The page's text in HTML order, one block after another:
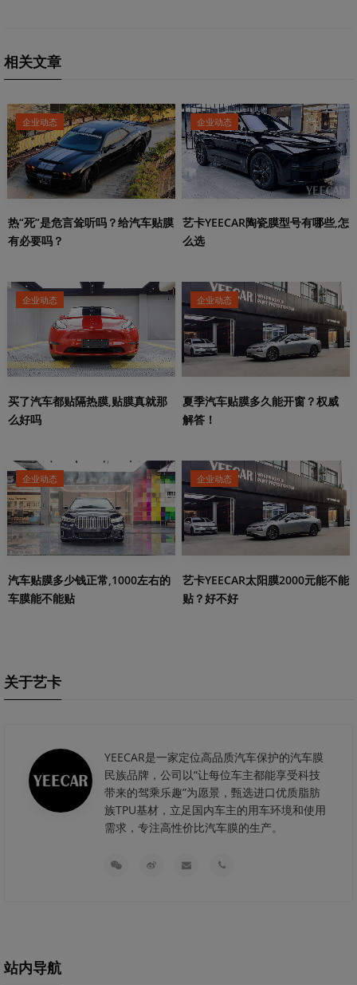
相关文章
企业动态
热“死”是危言耸听吗？给汽车贴膜
有必要吗？
企业动态
艺卡YEECAR陶瓷膜型号有哪些,怎
么选
企业动态
买了汽车都贴隔热膜,贴膜真就那
么好吗
企业动态
夏季汽车贴膜多久能开窗？权威
解答！
企业动态
汽车贴膜多少钱正常,1000左右的
车膜能不能贴
企业动态
艺卡YEECAR太阳膜2000元能不能
贴？好不好
关于艺卡
YEECAR是一家定位高品质汽车保护的汽车膜
民族品牌，公司以“让每位车主都能享受科技
带来的驾乘乐趣”为愿景，甄选进口优质脂肪
族TPU基材，立足国内车主的用车环境和使用
需求，专注高性价比汽车膜的生产。
站内导航